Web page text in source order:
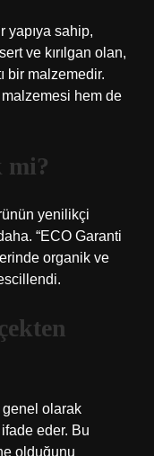
yapıya sahip,
ve kırılgan olan,
bir malzemedir.
hem de
mi?
yenilikçi
“ECO Garanti
organik ve
genel olarak
eder. Bu
olduğunu